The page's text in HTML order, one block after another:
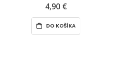
4,90 €
DO KOŠÍKA